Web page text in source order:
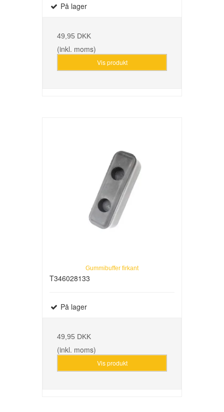
På lager
49,95 DKK
(inkl. moms)
Vis produkt
Gummibuffer firkant
T346028133
På lager
49,95 DKK
(inkl. moms)
Vis produkt